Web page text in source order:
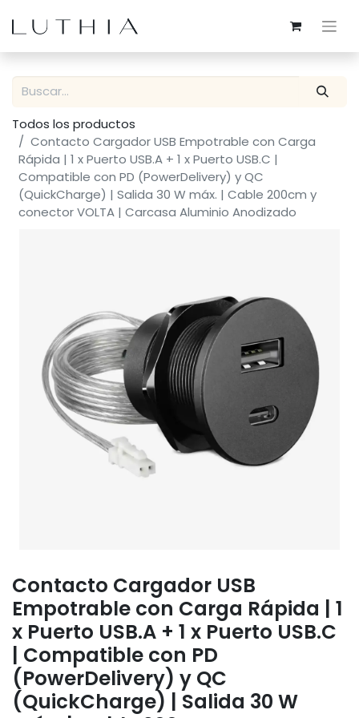
Todos los productos
Contacto Cargador USB Empotrable con Carga
Rápida | 1 x Puerto USB.A + 1 x Puerto USB.C |
Compatible con PD (PowerDelivery) y QC
(QuickCharge) | Salida 30 W máx. | Cable 200cm y
conector VOLTA | Carcasa Aluminio Anodizado
Contacto Cargador USB
Empotrable con Carga Rápida | 1
x Puerto USB.A + 1 x Puerto USB.C
| Compatible con PD
(PowerDelivery) y QC
(QuickCharge) | Salida 30 W